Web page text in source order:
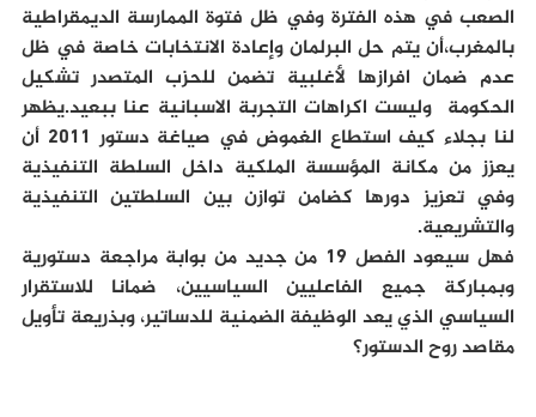
الصعب في هذه الفترة وفي ظل فتوة الممارسة الديمقراطية
بالمغرب،أن يتم حل البرلمان وإعادة الانتخابات خاصة في ظل
عدم ضمان افرازها لأغلبية تضمن للحزب المتصدر تشكيل
الحكومة وليست اكراهات التجربة الاسبانية عنا ببعيد.يظهر
لنا بجلاء كيف استطاع الغموض في صياغة دستور 2011 أن
يعزز من مكانة المؤسسة الملكية داخل السلطة التنفيذية
وفي تعزيز دورها كضامن توازن بين السلطتين التنفيذية
والتشريعية.
فهل سيعود الفصل 19 من جديد من بوابة مراجعة دستورية
وبمباركة جميع الفاعليين السياسيين، ضمانا للاستقرار
السياسي الذي يعد الوظيفة الضمنية للدساتير، وبذريعة تأويل
مقاصد روح الدستور؟